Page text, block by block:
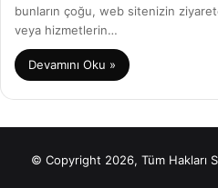
bunların çoğu, web sitenizin
veya hizmetlerin…
Devamını Oku »
© Copyright 2026, Tüm Hakları